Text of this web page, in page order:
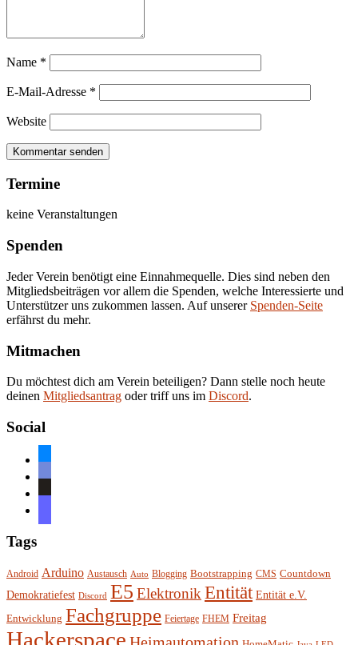
Name *
E-Mail-Adresse *
Website
Termine
keine Veranstaltungen
Spenden
Jeder Verein benötigt eine Einnahmequelle. Dies sind neben den
Mitgliedsbeiträgen vor allem die Spenden, welche Interessierte und
Unterstützer uns zukommen lassen. Auf unserer Spenden-Seite
erfährst du mehr.
Mitmachen
Du möchtest dich am Verein beteiligen? Dann stelle noch heute
deinen Mitgliedsantrag oder triff uns im Discord.
Social
Tags
Android Arduino Austausch Auto Blogging Bootstrapping CMS Countdown
Demokratiefest Discord E5 Elektronik Entität Entität e.V.
Entwicklung Fachgruppe Feiertage FHEM Freitag
Hackerspace